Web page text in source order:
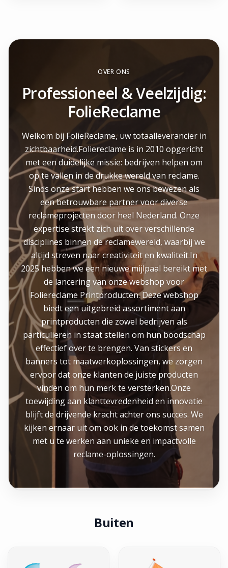
OVER ONS
Professioneel & Veelzijdig:
FolieReclame
Welkom bij FolieReclame, uw totaalleverancier in
zichtbaarheid.Foliereclame is in 2010 opgericht
met een duidelijke missie: bedrijven helpen om
op te vallen in de drukke wereld van reclame.
Sinds onze start hebben we ons bewezen als
een betrouwbare partner voor diverse
reclameprojecten door heel Nederland. Onze
expertise strekt zich uit over verschillende
disciplines binnen de reclamewereld, waarbij we
altijd streven naar creativiteit en kwaliteit.In
2025 hebben we een nieuwe mijlpaal bereikt met
de lancering van onze webshop voor
Foliereclame Printproducten. Deze webshop
biedt een uitgebreid assortiment aan
printproducten die zowel bedrijven als
particulieren in staat stellen om hun boodschap
effectief over te brengen. Van stickers en
banners tot maatwerkoplossingen, we zorgen
ervoor dat onze klanten de juiste producten
vinden om hun merk te versterken.Onze
toewijding aan klanttevredenheid en innovatie
blijft de drijvende kracht achter ons succes. We
kijken ernaar uit om ook in de toekomst samen
met u te werken aan unieke en impactvolle
reclame-oplossingen.
Buiten